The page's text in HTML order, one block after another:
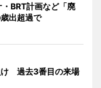
BRT計画など「廃
出超過で
け 過去3番目の来場